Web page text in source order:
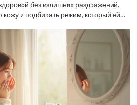
без излишних раздражений.
кожу и подбирать режим, который ей